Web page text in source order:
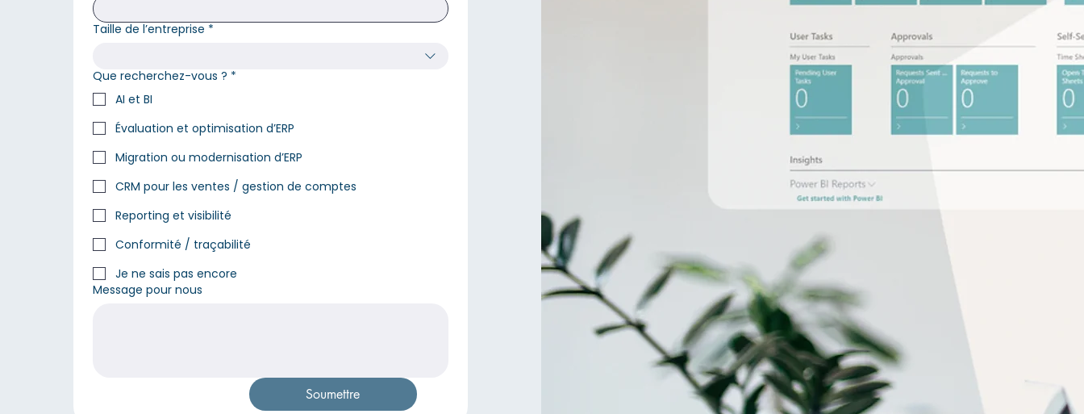
Taille de l’entreprise *
Que recherchez-vous ? *
AI et BI
Évaluation et optimisation d’ERP
Migration ou modernisation d’ERP
CRM pour les ventes / gestion de comptes
Reporting et visibilité
Conformité / traçabilité
Je ne sais pas encore
Message pour nous
Soumettre